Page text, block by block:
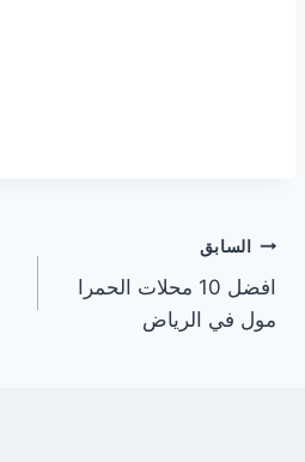
تصفّح
المقالات
السابق
افضل 10 محلات الحمرا
مول في الرياض